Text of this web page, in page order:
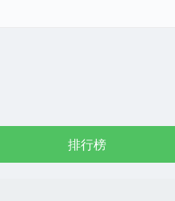
排行榜